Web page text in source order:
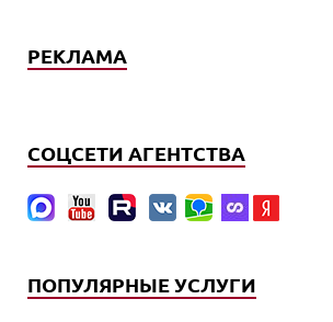
РЕКЛАМА
СОЦСЕТИ АГЕНТСТВА
ПОПУЛЯРНЫЕ УСЛУГИ